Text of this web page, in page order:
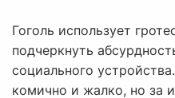
Гоголь использует
подчеркнуть
социального
комично и жалко, но за